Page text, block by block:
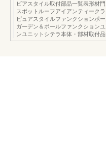
ビアスタイル取付部品一覧表形材
スポットルーフアイアンティーク
ピュアスタイルファンクションポ
ガーデン＆ポールファンクション
ンユニットシテラ本体・部材取付